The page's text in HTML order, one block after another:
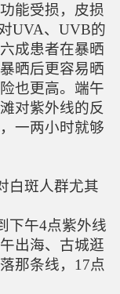
能受损，皮损
UVA、UVB的
成患者在暴晒
晒后更容易晒
也更高。端午
对紫外线的反
一两小时就够
斑人群尤其
下午4点紫外线
出海、古城逛
那条线，17点